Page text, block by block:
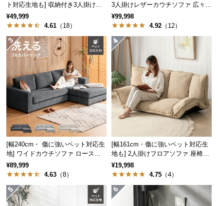
保
証
に
つ
い
会
員
約
に
い
て
お
ト対応生地も] 収納付き3人掛け多
機能ソファ
¥49,999
4.61 （18）
3人掛けレザーカウチソファ 広々設
計 高級感
¥99,998
4.92 （12）
[幅240cm・ 傷に強いペット対応生
地] ワイドカウチソファ ロースタ
イル
¥89,999
4.63 （8）
[幅161cm・傷に強いペット対応生
地も] 2人掛けフロアソファ 座椅子
タイプ リクライニング
¥19,998
4.75 （4）